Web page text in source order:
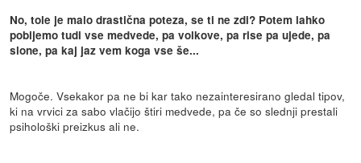
No, tole je malo drastična poteza, se ti ne zdi? Potem lahko
pobijemo tudi vse medvede, pa volkove, pa rise pa ujede, pa
slone, pa kaj jaz vem koga vse še...
Mogoče. Vsekakor pa ne bi kar tako nezainteresirano gledal tipov,
ki na vrvici za sabo vlačijo štiri medvede, pa če so slednji prestali
psihološki preizkus ali ne.